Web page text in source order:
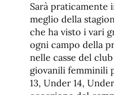
Sarà praticamente
meglio della
che ha visto i vari
ogni campo della
nelle casse del
giovanili femminili
13, Under 14,